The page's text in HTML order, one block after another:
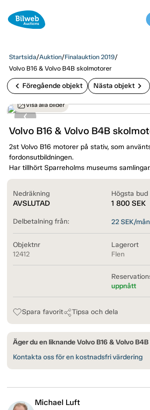
Startsida/Auktion/Finalauktion 2019/
Volvo B16 & Volvo B4B skolmotorer
chevron_left Föregående objekt Nästa objekt chevron_right
Visa alla bilder
Volvo B16 & Volvo B4B
2st Volvo B16 motorer på stativ, som
fordonsutbildningen.
Har tillhört Sparreholms museums
Nedräkning
AVSLUTAD
Högsta bud
1 800 SEK
Delbetalning från: 22SEK/mån
Objektnr
12412
Lagerort
Flen
uppnått
Spara favorit Tipsa och dela
Äger du en liknande Volvo B16 & Volvo
Kontakta oss för en kostnadsfri värdering
Michael Luft